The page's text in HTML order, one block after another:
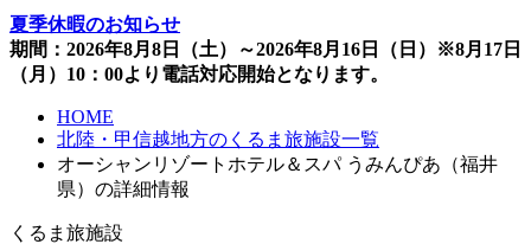
夏季休暇のお知らせ
期間：2026年8月8日（土）～2026年8月16日（日）※8月17日
（月）10：00より電話対応開始となります。
HOME
北陸・甲信越地方のくるま旅施設一覧
オーシャンリゾートホテル＆スパ うみんぴあ（福井
県）の詳細情報
くるま旅施設